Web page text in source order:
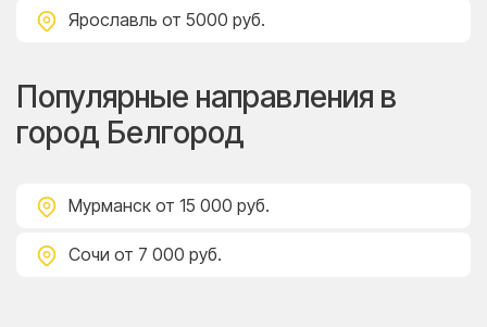
Ярославль от 5000 руб.
Популярные направления в
город Белгород
Мурманск от 15 000 руб.
Сочи от 7 000 руб.